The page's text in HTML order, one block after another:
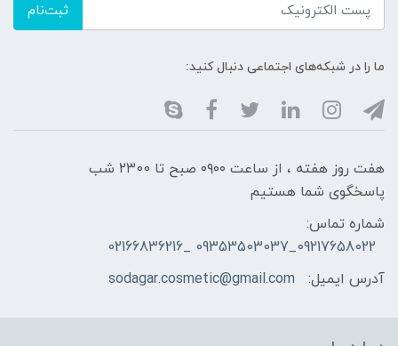
ثبت‌نام
ما را در شبکه‌های اجتماعی دنبال کنید:
هفت روز هفته ، از ساعت ۰۹۰۰ صبح تا ۲۳00 شب
پاسخگوی شما هستیم
شماره تماس:
09217658022_09353503037 _02166836216
آدرس ایمیل:
sodagar.cosmetic@gmail.com